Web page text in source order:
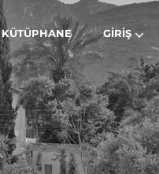
KÜTÜPHANE GIRIŞ